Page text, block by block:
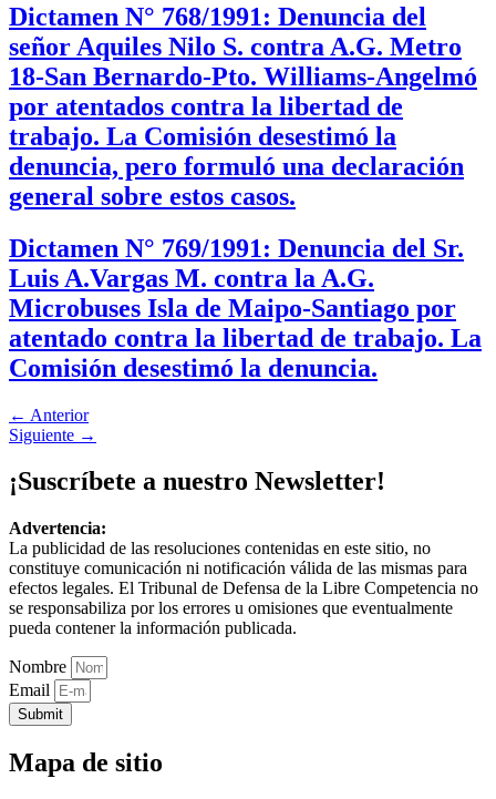
Dictamen N° 768/1991: Denuncia del
señor Aquiles Nilo S. contra A.G. Metro
18-San Bernardo-Pto. Williams-Angelmó
por atentados contra la libertad de
trabajo. La Comisión desestimó la
denuncia, pero formuló una declaración
general sobre estos casos.
Dictamen N° 769/1991: Denuncia del Sr.
Luis A.Vargas M. contra la A.G.
Microbuses Isla de Maipo-Santiago por
atentado contra la libertad de trabajo. La
Comisión desestimó la denuncia.
← Anterior
Siguiente →
¡Suscríbete a nuestro Newsletter!
Advertencia:
La publicidad de las resoluciones contenidas en este sitio, no
constituye comunicación ni notificación válida de las mismas para
efectos legales. El Tribunal de Defensa de la Libre Competencia no
se responsabiliza por los errores u omisiones que eventualmente
pueda contener la información publicada.
Nombre
Email
Submit
Mapa de sitio